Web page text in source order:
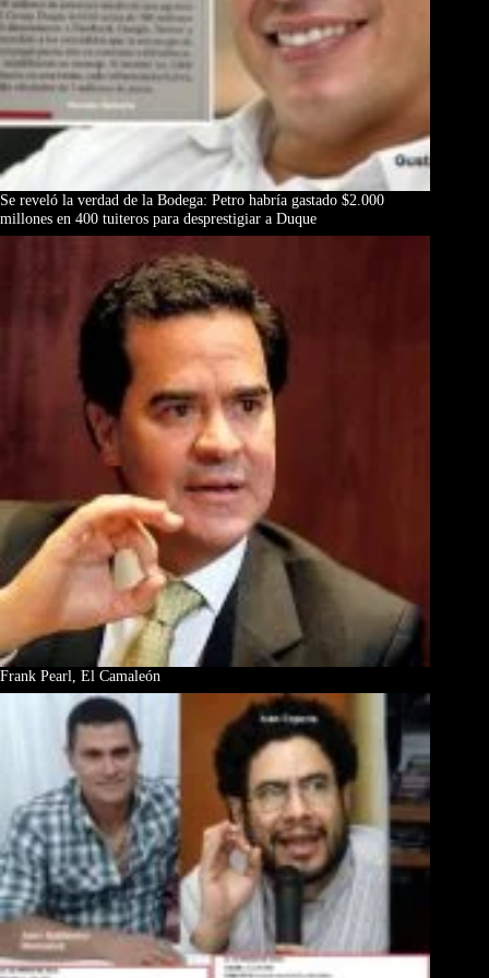
Se reveló la verdad de la Bodega: Petro habría gastado $2.000
millones en 400 tuiteros para desprestigiar a Duque
Frank Pearl, El Camaleón